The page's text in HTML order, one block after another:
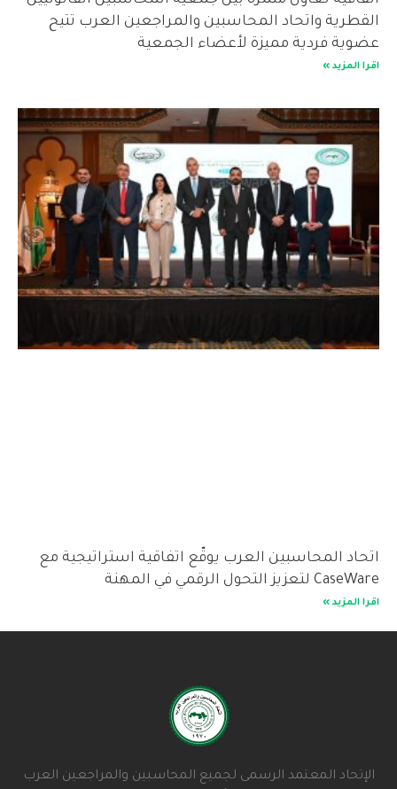
القطرية واتحاد المحاسبين والمراجعين العرب تتيح
عضوية فردية مميزة لأعضاء الجمعية
اقرا المزيد »
اتحاد المحاسبين العرب يوقّع اتفاقية استراتيجية مع
CaseWare لتعزيز التحول الرقمي في المهنة
اقرا المزيد »
الإتحاد المعتمد الرسمى لجميع المحاسبين والمراجعين العرب